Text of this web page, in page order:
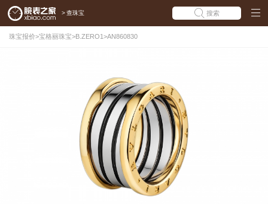
> 查珠宝 搜索
珠宝报价>宝格丽珠宝>B.ZERO1>AN860830